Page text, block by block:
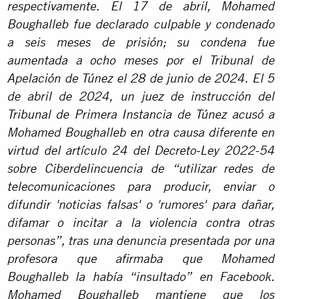
respectivamente. El 17 de abril, Mohamed
Boughalleb fue declarado culpable y condenado
a seis meses de prisión; su condena fue
aumentada a ocho meses por el Tribunal de
Apelación de Túnez el 28 de junio de 2024. El 5
de abril de 2024, un juez de instrucción del
Tribunal de Primera Instancia de Túnez acusó a
Mohamed Boughalleb en otra causa diferente en
virtud del artículo 24 del Decreto-Ley 2022-54
sobre Ciberdelincuencia de “utilizar redes de
telecomunicaciones para producir, enviar o
difundir 'noticias falsas' o 'rumores' para dañar,
difamar o incitar a la violencia contra otras
personas”, tras una denuncia presentada por una
profesora que afirmaba que Mohamed
Boughalleb la había “insultado” en Facebook.
Mohamed Boughalleb mantiene que los